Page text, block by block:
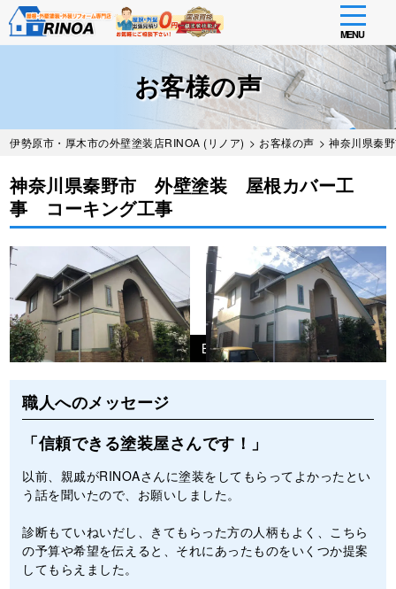
toggle
MENU
お客様の声
伊勢原市・厚木市の外壁塗装店RINOA (リノア) > お客様の声 > 神奈川県秦
神奈川県秦野市 外壁塗装 屋根カバー工
事 コーキング工事
Before
職人へのメッセージ
「信頼できる塗装屋さんです！」
以前、親戚がRINOAさんに塗装をしてもらってよかったとい
う話を聞いたので、お願いしました。
診断もていねいだし、きてもらった方の人柄もよく、こちら
の予算や希望を伝えると、それにあったものをいくつか提案
してもらえました。